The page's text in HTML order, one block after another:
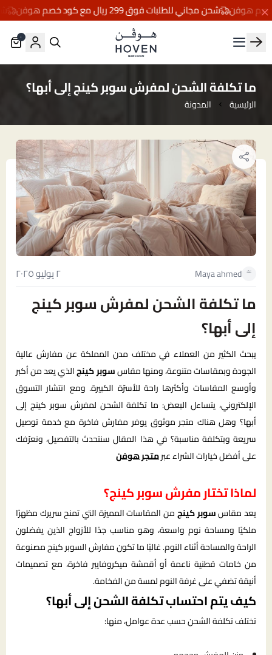
شحن مجاني للطلبات فوق 299 ريال مع كود خصم هوفن شحن
مفارش هوڤن
٠
ما تكلفة الشحن لمفرش سوبر كينج إلى أبها؟
الرئيسية المدونة
Maya ahmed ٢ يوليو ٢٠٢٥
ما تكلفة الشحن لمفرش سوبر كينج
إلى أبها؟
يبحث الكثير من العملاء في مختلف مدن المملكة عن مفارش عالية
الجودة وبمقاسات متنوعة، ومنها مقاسسوبر كينجالذي يعد من أكبر
وأوسع المقاسات وأكثرها راحة للأسرّة الكبيرة. ومع انتشار التسوق
الإلكتروني، يتساءل البعض: ما تكلفة الشحن لمفرش سوبر كينج إلى
أبها؟ وهل هناك متجر موثوق يوفر مفارش فاخرة مع خدمة توصيل
سريعة وبتكلفة مناسبة؟ في هذا المقال سنتحدث بالتفصيل، ونعرّفك
على أفضل خيارات الشراء عبرمتجر هوفن
لماذا تختار مفرش سوبر كينج؟
يعد مقاسسوبر كينجمن المقاسات المميزة التي تمنح سريرك مظهرًا
ملكيًا ومساحة نوم واسعة، وهو مناسب جدًا للأزواج الذين يفضلون
الراحة والمساحة أثناء النوم. غالبًا ما تكون مفارش السوبر كينج مصنوعة
من خامات قطنية ناعمة أو أقمشة ميكروفايبر فاخرة، مع تصميمات
أنيقة تضفي على غرفة النوم لمسة من الفخامة.
كيف يتم احتساب تكلفة الشحن إلى أبها؟
تختلف تكلفة الشحن حسب عدة عوامل، منها: